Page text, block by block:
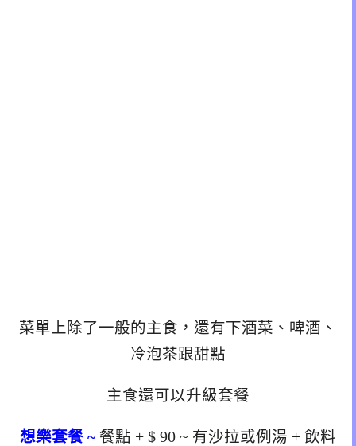
菜單上除了一般的主食，還有下酒菜、啤酒、
冷泡茶跟甜點
主食還可以升級套餐
想樂套餐 ~ 餐點 + $ 90 ~ 有沙拉或例湯 + 飲料